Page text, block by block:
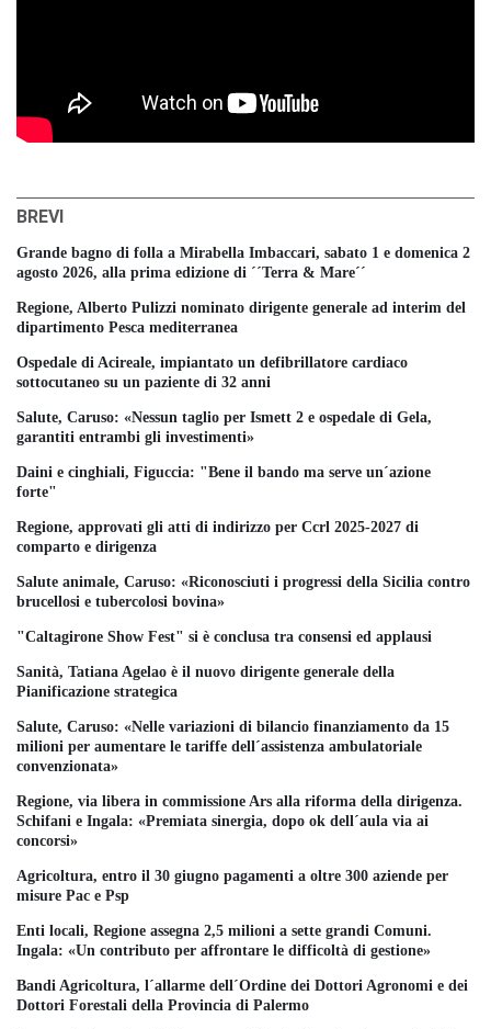
BREVI
Grande bagno di folla a Mirabella Imbaccari, sabato 1 e domenica 2
agosto 2026, alla prima edizione di ´´Terra & Mare´´
Regione, Alberto Pulizzi nominato dirigente generale ad interim del
dipartimento Pesca mediterranea
Ospedale di Acireale, impiantato un defibrillatore cardiaco
sottocutaneo su un paziente di 32 anni
Salute, Caruso: «Nessun taglio per Ismett 2 e ospedale di Gela,
garantiti entrambi gli investimenti»
Daini e cinghiali, Figuccia: "Bene il bando ma serve un´azione
forte"
Regione, approvati gli atti di indirizzo per Ccrl 2025-2027 di
comparto e dirigenza
Salute animale, Caruso: «Riconosciuti i progressi della Sicilia contro
brucellosi e tubercolosi bovina»
"Caltagirone Show Fest" si è conclusa tra consensi ed applausi
Sanità, Tatiana Agelao è il nuovo dirigente generale della
Pianificazione strategica
Salute, Caruso: «Nelle variazioni di bilancio finanziamento da 15
milioni per aumentare le tariffe dell´assistenza ambulatoriale
convenzionata»
Regione, via libera in commissione Ars alla riforma della dirigenza.
Schifani e Ingala: «Premiata sinergia, dopo ok dell´aula via ai
concorsi»
Agricoltura, entro il 30 giugno pagamenti a oltre 300 aziende per
misure Pac e Psp
Enti locali, Regione assegna 2,5 milioni a sette grandi Comuni.
Ingala: «Un contributo per affrontare le difficoltà di gestione»
Bandi Agricoltura, l´allarme dell´Ordine dei Dottori Agronomi e dei
Dottori Forestali della Provincia di Palermo